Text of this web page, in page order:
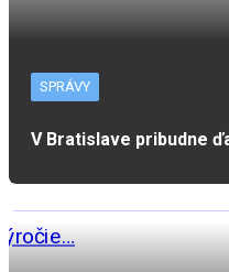
SPRÁVY
V Bratislave pribudne